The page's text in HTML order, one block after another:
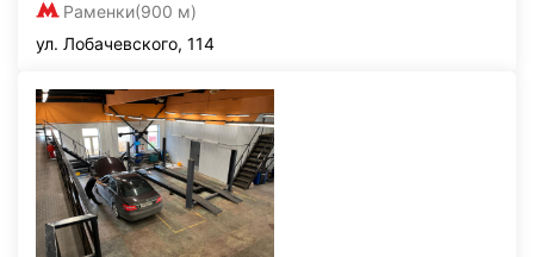
Раменки(900 м)
ул. Лобачевского, 114